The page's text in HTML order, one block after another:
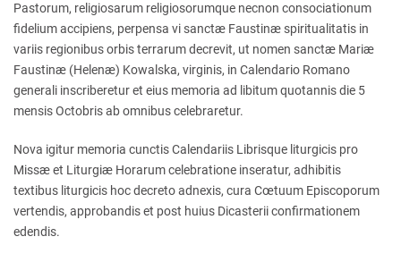
Pastorum, religiosarum religiosorumque necnon consociationum
fidelium accipiens, perpensa vi sanctæ Faustinæ spiritualitatis in
variis regionibus orbis terrarum decrevit, ut nomen sanctæ Mariæ
Faustinæ (Helenæ) Kowalska, virginis, in Calendario Romano
generali inscriberetur et eius memoria ad libitum quotannis die 5
mensis Octobris ab omnibus celebraretur.
Nova igitur memoria cunctis Calendariis Librisque liturgicis pro
Missæ et Liturgiæ Horarum celebratione inseratur, adhibitis
textibus liturgicis hoc decreto adnexis, cura Cœtuum Episcoporum
vertendis, approbandis et post huius Dicasterii confirmationem
edendis.